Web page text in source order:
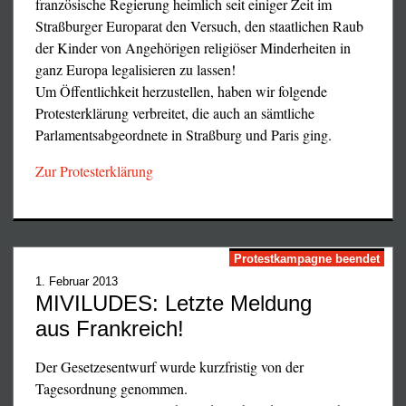
gedrängte Franzosen seit mittlerweile 13 Wochen in ganz
Frankreich für ihre Interessen demonstrierten und
kämpften, hatten mich sehr beeindruckt; die unglaublich
brutale Gewalt der zu zigtausenden bei jeder
Demonstration aufgebotenen schwerbewaffneten sog.
»Sicherheitskräfte« auf der anderen Seite, die an die
Tränengasbomben schwerverletzten Demonstranten und
die die friedlichen Demonstranten diskreditieren sollten,
Nachtrag vom 10.7.2019:
ausgestreckten Arm verhungern
Nie vergessen:
Die eigentliche Pest heißt
Sozialdemokratie, denn ihre
Substanz ist seit über 100 Jahren
der Verrat!
Henker der deutschen
Novemberrevolution
Wegbereiter Hitlers
(und Stalins)
Willy Brandt Bruch
von Art. 3 (3) und
Art. 33 (2) und (3)
GG durch Einführung
der politischen
französische Regierung heimlich seit einiger Zeit im
Straßburger Europarat den Versuch, den staatlichen Raub
der Kinder von Angehörigen religiöser Minderheiten in
ganz Europa legalisieren zu lassen!
Um Öffentlichkeit herzustellen, haben wir folgende
Protesterklärung verbreitet, die auch an sämtliche
Parlamentsabgeordnete in Straßburg und Paris ging.
Zur Protesterklärung
Protestkampagne beendet
1. Februar 2013
MIVILUDES: Letzte Meldung
aus Frankreich!
Der Gesetzesentwurf wurde kurzfristig von der
Tagesordnung genommen.